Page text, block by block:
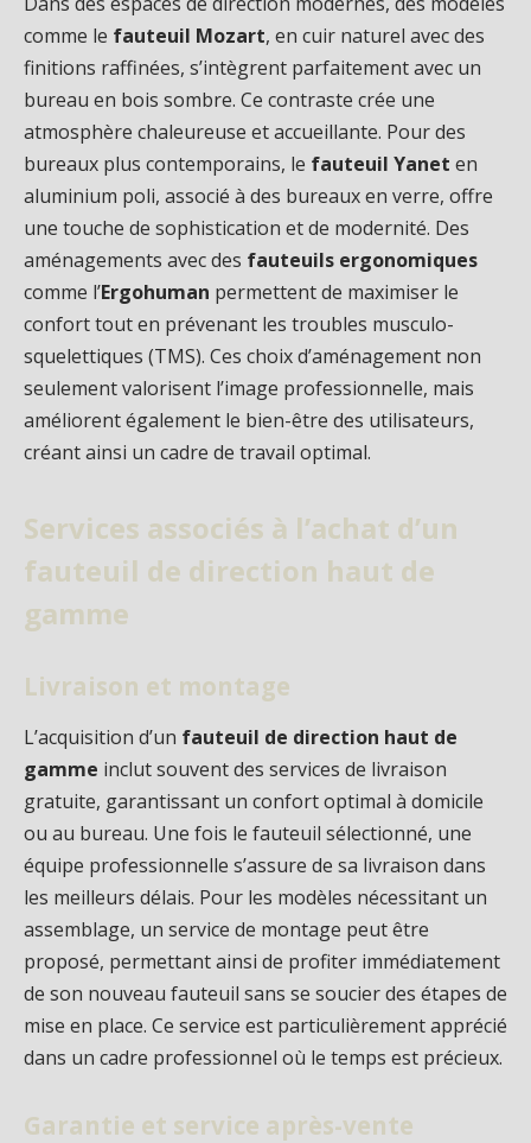
comme le fauteuil Mozart, en cuir naturel avec des
finitions raffinées, s’intègrent parfaitement avec un
bureau en bois sombre. Ce contraste crée une
atmosphère chaleureuse et accueillante. Pour des
bureaux plus contemporains, le fauteuil Yanet en
aluminium poli, associé à des bureaux en verre, offre
une touche de sophistication et de modernité. Des
aménagements avec des fauteuils ergonomiques
comme l’Ergohuman permettent de maximiser le
confort tout en prévenant les troubles musculo-
squelettiques (TMS). Ces choix d’aménagement non
seulement valorisent l’image professionnelle, mais
améliorent également le bien-être des utilisateurs,
créant ainsi un cadre de travail optimal.
Services associés à l’achat d’un
fauteuil de direction haut de
gamme
Livraison et montage
L’acquisition d’un fauteuil de direction haut de
gamme inclut souvent des services de livraison
gratuite, garantissant un confort optimal à domicile
ou au bureau. Une fois le fauteuil sélectionné, une
équipe professionnelle s’assure de sa livraison dans
les meilleurs délais. Pour les modèles nécessitant un
assemblage, un service de montage peut être
proposé, permettant ainsi de profiter immédiatement
de son nouveau fauteuil sans se soucier des étapes de
mise en place. Ce service est particulièrement apprécié
dans un cadre professionnel où le temps est précieux.
Garantie et service après-vente